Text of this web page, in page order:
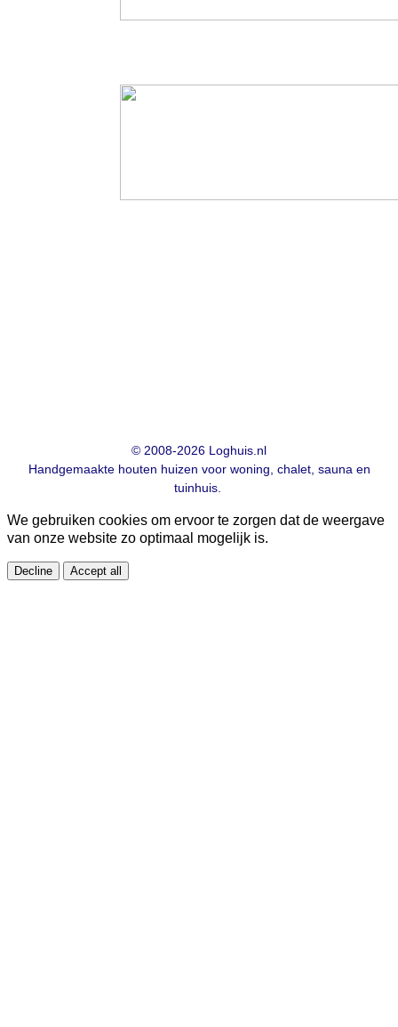
© 2008-2026 Loghuis.nl
Handgemaakte houten huizen voor woning, chalet, sauna en
tuinhuis.
We gebruiken cookies om ervoor te zorgen dat de weergave
van onze website zo optimaal mogelijk is.
Decline Accept all